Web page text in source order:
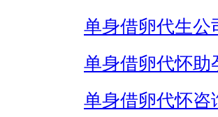
单身借卵代生公
单身借卵代怀助
单身借卵代怀咨